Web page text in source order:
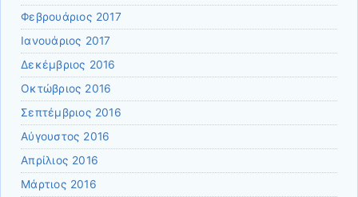
Φεβρουάριος 2017
Ιανουάριος 2017
Δεκέμβριος 2016
Οκτώβριος 2016
Σεπτέμβριος 2016
Αύγουστος 2016
Απρίλιος 2016
Μάρτιος 2016